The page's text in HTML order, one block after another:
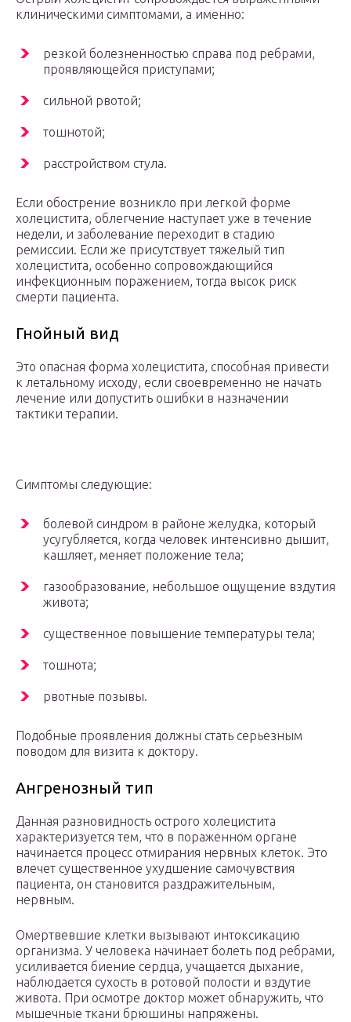
клиническими симптомами, а именно:
резкой болезненностью справа под ребрами,
проявляющейся приступами;
сильной рвотой;
тошнотой;
расстройством стула.
Если обострение возникло при легкой форме
холецистита, облегчение наступает уже в течение
недели, и заболевание переходит в стадию
ремиссии. Если же присутствует тяжелый тип
холецистита, особенно сопровождающийся
инфекционным поражением, тогда высок риск
смерти пациента.
Гнойный вид
Это опасная форма холецистита, способная привести
к летальному исходу, если своевременно не начать
лечение или допустить ошибки в назначении
тактики терапии.
Симптомы следующие:
болевой синдром в районе желудка, который
усугубляется, когда человек интенсивно дышит,
кашляет, меняет положение тела;
газообразование, небольшое ощущение вздутия
живота;
существенное повышение температуры тела;
тошнота;
рвотные позывы.
Подобные проявления должны стать серьезным
поводом для визита к доктору.
Ангренозный тип
Данная разновидность острого холецистита
характеризуется тем, что в пораженном органе
начинается процесс отмирания нервных клеток. Это
влечет существенное ухудшение самочувствия
пациента, он становится раздражительным,
нервным.
Омертвевшие клетки вызывают интоксикацию
организма. У человека начинает болеть под ребрами,
усиливается биение сердца, учащается дыхание,
наблюдается сухость в ротовой полости и вздутие
живота. При осмотре доктор может обнаружить, что
мышечные ткани брюшины напряжены.